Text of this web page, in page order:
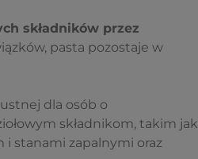
składników przez
pasta pozostaje w
dla osób o
składnikom, takim jak
stanami zapalnymi oraz